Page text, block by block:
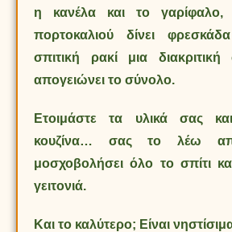
η κανέλα και το
πορτοκαλιού δίνει
σπιτική ρακί μια
απογειώνει το σύνολο.
Ετοιμάστε τα υλικά σας
κουζίνα… σας το λέω
μοσχοβολήσει όλο το σπίτι
γειτονιά.
Και το καλύτερο; Είναι